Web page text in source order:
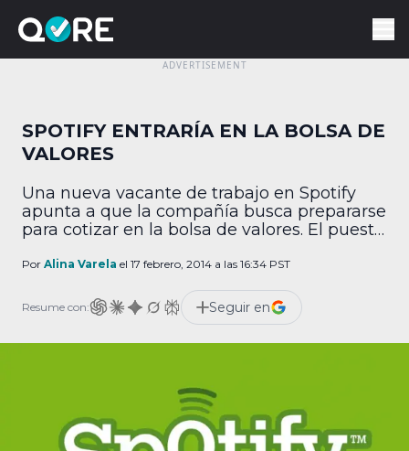
SPOTIFY ENTRARÍA EN LA BOLSA DE
VALORES
Una nueva vacante de trabajo en Spotify
apunta a que la compañía busca prepararse
para cotizar en la bolsa de valores. El puesto
cubierto por alguien que posea experiencia
administración para desarrollar diversas
actividades, entre ellas, ayudar a la
compañía a cumplir los […]
Por Alina Varela el 17 febrero, 2014 a las 16:34 PST
Resume con: Seguir en